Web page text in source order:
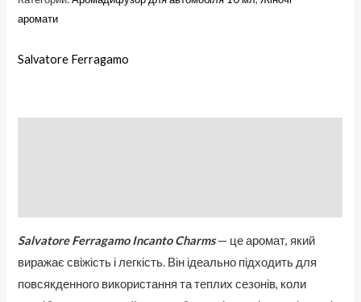
аромати
Salvatore Ferragamo
Salvatore Ferragamo Incanto Charms— це аромат, який
виражає свіжість і легкість. Він ідеально підходить для
повсякденного використання та теплих сезонів, коли